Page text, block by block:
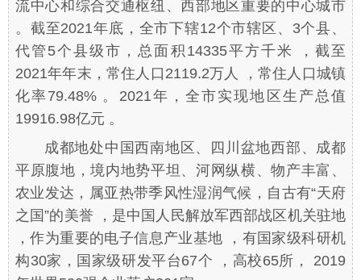
流中心和综合交通枢纽、西部地区重要的中心城市
。截至2021年底，全市下辖12个市辖区、3个县、
代管5个县级市，总面积14335平方千米 ，截至
2021年年末，常住人口2119.2万人 ，常住人口城镇
化率79.48% 。2021年，全市实现地区生产总值
19916.98亿元 。
成都地处中国西南地区、四川盆地西部、成都
平原腹地，境内地势平坦、河网纵横、物产丰富、
农业发达，属亚热带季风性湿润气候，自古有“天府
之国”的美誉 ，是中国人民解放军西部战区机关驻地
，作为重要的电子信息产业基地 ，有国家级科研机
构30家，国家级研发平台67个 ，高校65所， 2019